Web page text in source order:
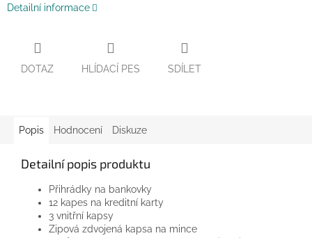
Detailní informace
DOTAZ HLÍDACÍ PES SDÍLET
Popis Hodnocení Diskuze
Detailní popis produktu
Přihrádky na bankovky
12 kapes na kreditní karty
3 vnitřní kapsy
Zipová zdvojená kapsa na mince